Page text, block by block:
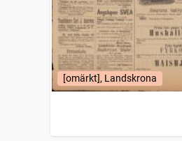
[omärkt], Landskrona